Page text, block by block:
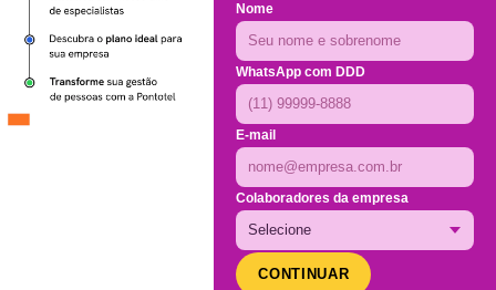
Nome
WhatsApp com DDD
E-mail
Colaboradores da empresa
CONTINUAR